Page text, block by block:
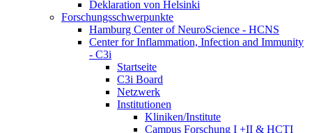
Deklaration von Helsinki
Forschungsschwerpunkte
Hamburg Center of NeuroScience - HCNS
Center for Inflammation, Infection and Immunity
- C3i
Startseite
C3i Board
Netzwerk
Institutionen
Kliniken/Institute
Campus Forschung I +II & HCTI